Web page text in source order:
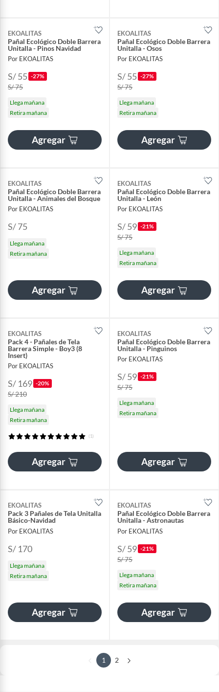
EKOALITAS
Pañal Ecológico Doble Barrera
Unitalla - Pinos Navidad
Por EKOALITAS
S/ 55 -27%
S/ 75
Llega mañana
Retira mañana
Agregar
EKOALITAS
Pañal Ecológico Doble Barrera
Unitalla - Osos
Por EKOALITAS
S/ 55 -27%
S/ 75
Llega mañana
Retira mañana
Agregar
EKOALITAS
Pañal Ecológico Doble Barrera
Unitalla - Animales del Bosque
Por EKOALITAS
S/ 75
Llega mañana
Retira mañana
Agregar
EKOALITAS
Pañal Ecológico Doble Barrera
Unitalla - León
Por EKOALITAS
S/ 59 -21%
S/ 75
Llega mañana
Retira mañana
Agregar
EKOALITAS
Pack 4 - Pañales de Tela
Barrera Simple - Boy3 (8
Insert)
Por EKOALITAS
S/ 169 -20%
S/ 210
Llega mañana
Retira mañana
(1)
Agregar
EKOALITAS
Pañal Ecológico Doble Barrera
Unitalla - Pinguinos
Por EKOALITAS
S/ 59 -21%
S/ 75
Llega mañana
Retira mañana
Agregar
EKOALITAS
Pack 3 Pañales de Tela Unitalla
Básico-Navidad
Por EKOALITAS
S/ 170
Llega mañana
Retira mañana
Agregar
EKOALITAS
Pañal Ecológico Doble Barrera
Unitalla - Astronautas
Por EKOALITAS
S/ 59 -21%
S/ 75
Llega mañana
Retira mañana
Agregar
1 2